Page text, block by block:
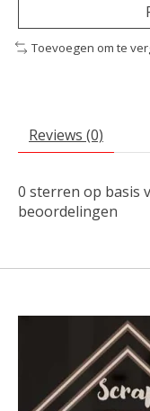
Toevoegen om te
Reviews (0)
0 sterren op basis
beoordelingen